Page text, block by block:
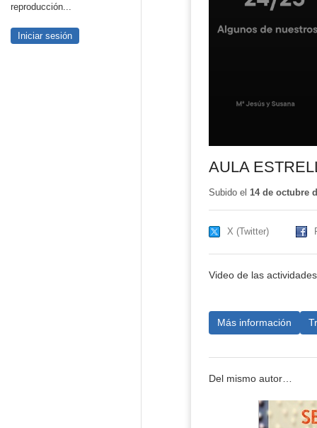
reproducción...
Iniciar sesión
AULA
Subido el 14 de octubre
X (Twitter)
Video de las
Más información
Del mismo autor…